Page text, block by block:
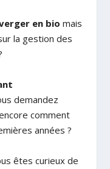
en bio mais
la gestion des
demandez
comment
années ?
êtes curieux de